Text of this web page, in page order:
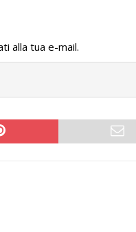
alla tua e-mail.